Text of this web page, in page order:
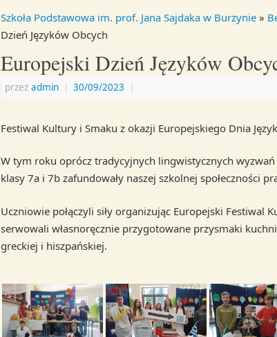
Szkoła Podstawowa im. prof. Jana Sajdaka w Burzynie »
Dzień Języków Obcych
Europejski Dzień Języków
przez admin | 30/09/2023 |
Festiwal Kultury i Smaku z okazji Europejskiego Dnia
W tym roku oprócz tradycyjnych lingwistycznych
klasy 7a i 7b zafundowały naszej szkolnej społeczności
Uczniowie połączyli siły organizując Europejski Festiwal
serwowali własnoręcznie przygotowane przysmaki
greckiej i hiszpańskiej.